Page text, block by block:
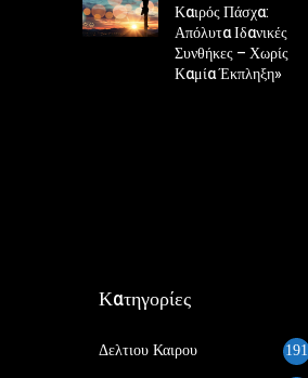
Καιρός Πάσχα:
Απόλυτα Ιδανικές
Συνθήκες – Χωρίς
Καμία Έκπληξη»
Κατηγορίες
Δελτιου Καιρου 191